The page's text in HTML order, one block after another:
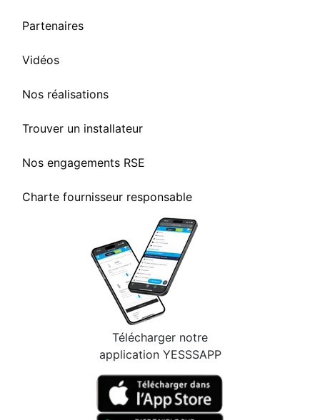
Partenaires
Vidéos
Nos réalisations
Trouver un installateur
Nos engagements RSE
Charte fournisseur responsable
Télécharger notre
application YESSSAPP